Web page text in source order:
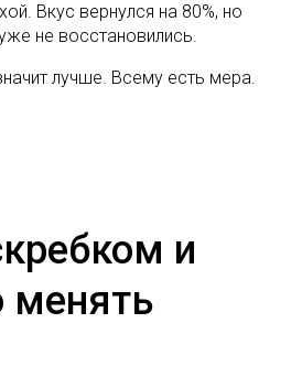
Вкус вернулся на 80%, но
не восстановились.
лучше. Всему есть мера.
и
менять